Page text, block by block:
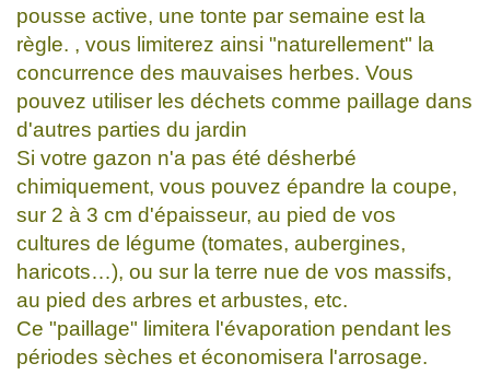
pousse active, une tonte par semaine est la
règle. , vous limiterez ainsi "naturellement" la
concurrence des mauvaises herbes. Vous
pouvez utiliser les déchets comme paillage dans
d'autres parties du jardin
Si votre gazon n'a pas été désherbé
chimiquement, vous pouvez épandre la coupe,
sur 2 à 3 cm d'épaisseur, au pied de vos
cultures de légume (tomates, aubergines,
haricots…), ou sur la terre nue de vos massifs,
au pied des arbres et arbustes, etc.
Ce "paillage" limitera l'évaporation pendant les
périodes sèches et économisera l'arrosage.